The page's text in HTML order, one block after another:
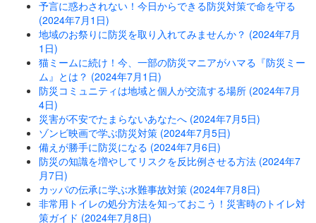
予言に惑わされない！今日からできる防災対策で命を守る
(2024年7月1日)
地域のお祭りに防災を取り入れてみませんか？ (2024年7月
1日)
猫ミームに続け！今、一部の防災マニアがハマる『防災ミー
ム』とは？ (2024年7月1日)
防災コミュニティは地域と個人が交流する場所 (2024年7月
4日)
災害が不安でたまらないあなたへ (2024年7月5日)
ゾンビ映画で学ぶ防災対策 (2024年7月5日)
備えが勝手に防災になる (2024年7月6日)
防災の知識を増やしてリスクを反比例させる方法 (2024年7
月7日)
カッパの伝承に学ぶ水難事故対策 (2024年7月8日)
非常用トイレの処分方法を知っておこう！災害時のトイレ対
策ガイド (2024年7月8日)